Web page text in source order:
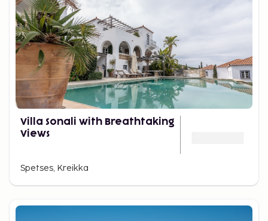
Villa Sonali with Breathtaking
Views
Spetses, Kreikka